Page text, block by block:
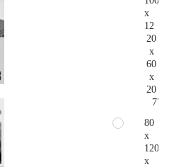
x
12
20
x
60
x
20
80
x
120
x